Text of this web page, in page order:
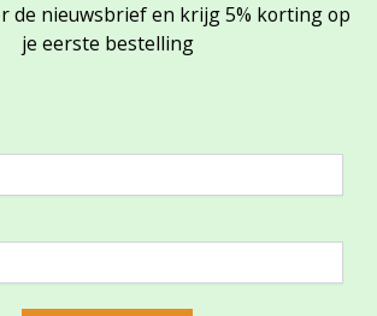
de nieuwsbrief en krijg 5% korting op
je eerste bestelling